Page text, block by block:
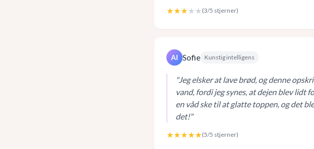
★★★★★ (3/5 stjerner)
AI Sofie Kunstig intelligens
"Jeg elsker at lave brød, og denne
vand, fordi jeg synes, at dejen blev lidt
en våd ske til at glatte toppen, og det
det!"
★★★★★(5/5 stjerner)